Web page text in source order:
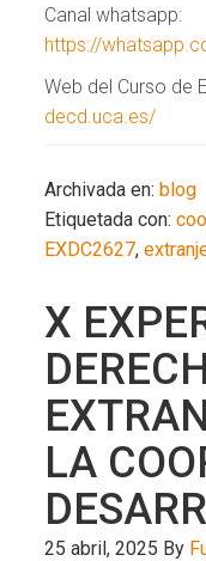
Canal whatsapp:
https://
Web del Curso de
decd.uca.es/
Archivada en:blog
Etiquetada con:
EXDC2627,
X
LA
25 abril, 2025 By